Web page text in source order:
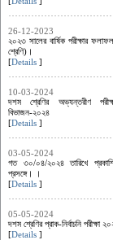
26-12-2023
২০২৩ সালের বার্ষিক পরীক্ষার
শ্রেণি)।
[Details ]
10-03-2024
দশম শ্রেণির অভ্যন্তরীণ
বিভাজন-২০২৪
[Details ]
03-05-2024
গত ৩০/০৪/২০২৪ তারিখে
প্রসঙ্গে। ।
[Details ]
05-05-2024
দশম শ্রেণির প্রাক-নির্বাচনি পরীক্ষা
[Details ]